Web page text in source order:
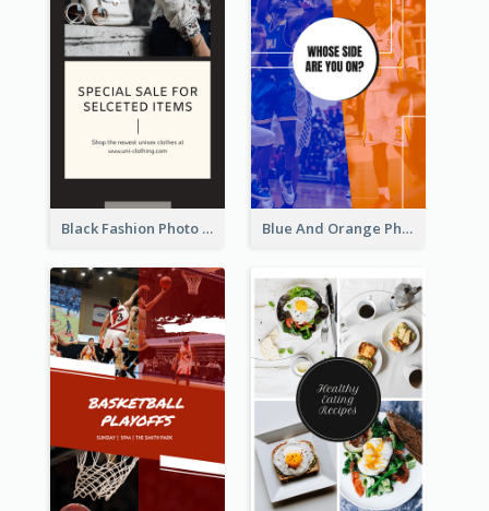
Black Fashion Photo Special Sale Instagram Story Blue And Orange Photo Basketball Match Instagram Story